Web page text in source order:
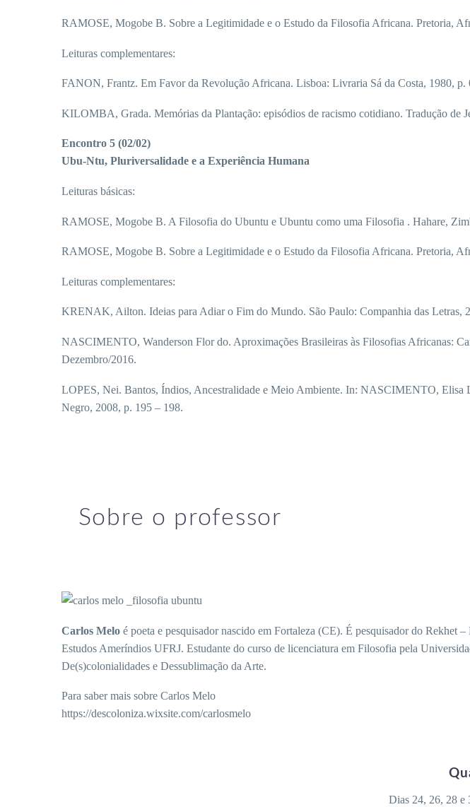
RAMOSE, Mogobe B. Sobre a Legitimidade e o Estudo da Filosofia Africana. Pretoria,
Leituras complementares:
FANON, Frantz. Em Favor da Revolução Africana. Lisboa: Livraria Sá da Costa, 1980, p.
KILOMBA, Grada. Memórias da Plantação: episódios de racismo cotidiano. Tradução de
Encontro 5 (02/02)
Ubu-Ntu, Pluriversalidade e a Experiência Humana
Leituras básicas:
RAMOSE, Mogobe B. A Filosofia do Ubuntu e Ubuntu como uma Filosofia . Hahare,
RAMOSE, Mogobe B. Sobre a Legitimidade e o Estudo da Filosofia Africana. Pretoria,
Leituras complementares:
KRENAK, Ailton. Ideias para Adiar o Fim do Mundo. São Paulo: Companhia das Letras,
NASCIMENTO, Wanderson Flor do. Aproximações Brasileiras às Filosofias Africanas:
Dezembro/2016.
LOPES, Nei. Bantos, Índios, Ancestralidade e Meio Ambiente. In: NASCIMENTO, Elisa
Negro, 2008, p. 195 – 198.
Sobre o professor
Carlos Melo é poeta e pesquisador nascido em Fortaleza (CE). É pesquisador do
Estudos Ameríndios UFRJ. Estudante do curso de licenciatura em Filosofia pela
De(s)colonialidades e Dessublimação da Arte.
Para saber mais sobre Carlos Melo
https://descoloniza.wixsite.com/carlosmelo
Dias 24, 26, 28 e